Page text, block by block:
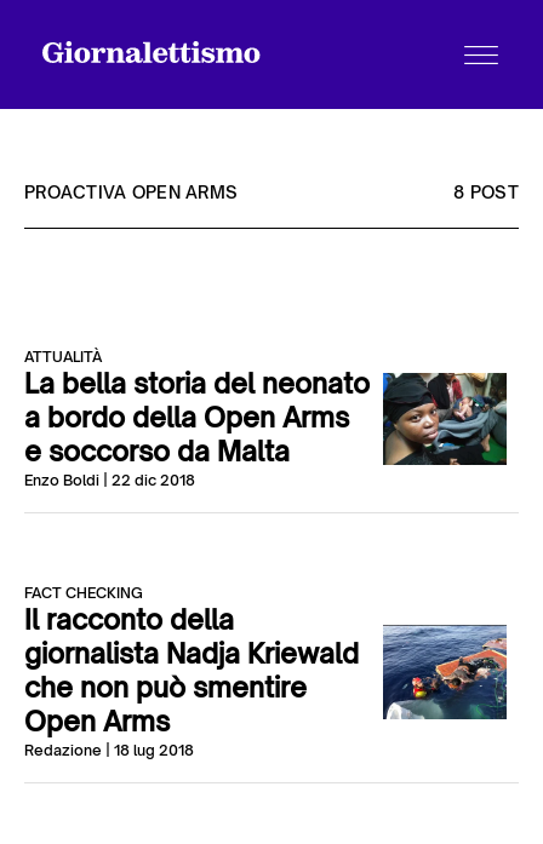
Chi siamo
Contatti
PROACTIVA OPEN ARMS 8 POST
ATTUALITÀ
La bella storia del neonato
a bordo della Open Arms
e soccorso da Malta
Enzo Boldi | 22 dic 2018
FACT CHECKING
Il racconto della
giornalista Nadja Kriewald
che non può smentire
Open Arms
Redazione | 18 lug 2018